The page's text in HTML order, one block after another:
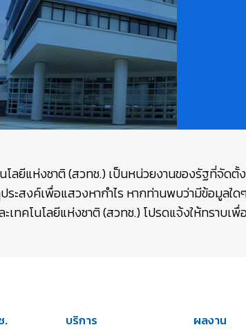
ลยีแห่งชาติ (สวทช.) เป็นหน่วยงานของรัฐที่จัด
ระสงค์เพื่อแสวงหากำไร หากท่านพบว่ามีข้อมูล
ทคโนโลยีแห่งชาติ (สวทช.) โปรดแจ้งให้ทราบเ
. บริการ ผลงาน